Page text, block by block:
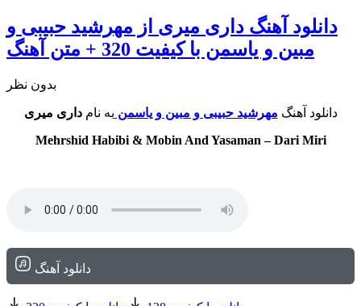
دانلود آهنگ داری میری از مهرشید حبیبی و
مبین و یاسمن با کیفیت 320 + متن آهنگ
بدون نظر
دانلود آهنگ مهرشید حبیبی و مبین و یاسمن به نامداری میری
Mehrshid Habibi & Mobin And Yasaman – Dari Miri
دانلود آهنگ